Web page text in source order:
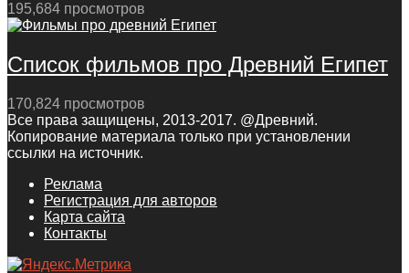
195,684 просмотров
Список фильмов про Древний Египет
170,824 просмотров
Все права защищены, 2013-2017. @Древний.
Копирование материала только при установлении
ссылки на источник.
Реклама
Регистрация для авторов
Карта сайта
Контакты